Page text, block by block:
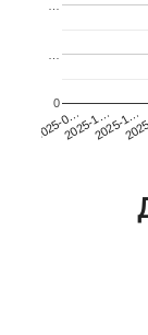
2025-0…2025-1…2025-1…
0